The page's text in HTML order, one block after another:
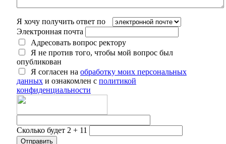
Я хочу получить ответ по
Электронная почта
Адресовать вопрос ректору
Я не против того, чтобы мой вопрос был
опубликован
Я согласен на обработку моих персональных
данных и ознакомлен с политикой
конфиденциальности
Сколько будет 2 + 11